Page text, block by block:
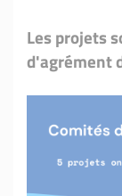
Les projets
d'agrément